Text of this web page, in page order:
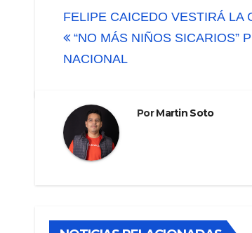
Navegación
de
entradas
FELIPE CAICEDO VESTIRÁ LA
“NO MÁS NIÑOS SICARIOS”
NACIONAL
PorMartin Soto